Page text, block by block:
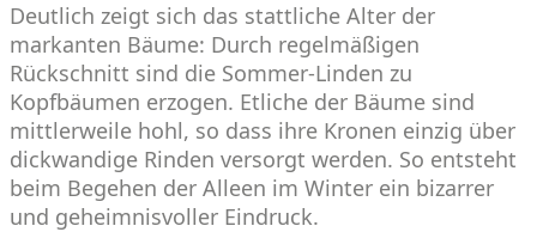
Deutlich zeigt sich das stattliche Alter der
markanten Bäume: Durch regelmäßigen
Rückschnitt sind die Sommer-Linden zu
Kopfbäumen erzogen. Etliche der Bäume sind
mittlerweile hohl, so dass ihre Kronen einzig über
dickwandige Rinden versorgt werden. So entsteht
beim Begehen der Alleen im Winter ein bizarrer
und geheimnisvoller Eindruck.